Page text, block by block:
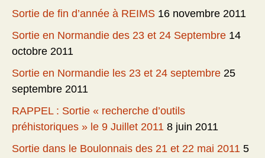
Sortie de fin d’année à REIMS 16 novembre 2011
Sortie en Normandie des 23 et 24 Septembre 14
octobre 2011
Sortie en Normandie les 23 et 24 septembre 25
septembre 2011
RAPPEL : Sortie « recherche d’outils
préhistoriques » le 9 Juillet 2011 8 juin 2011
Sortie dans le Boulonnais des 21 et 22 mai 2011 5